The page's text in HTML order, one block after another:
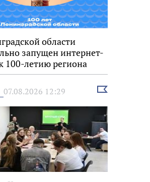
области
запущен интернет-
100-летию региона
07.08.2026 12:29
Выбрать